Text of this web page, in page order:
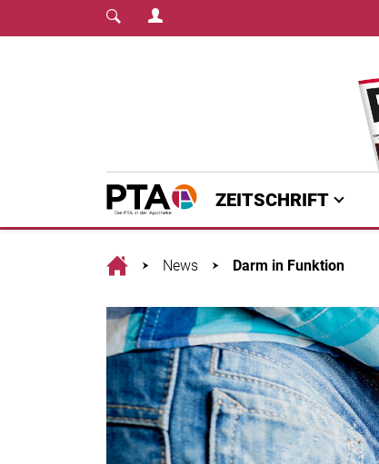
Login Menu
Home
ZEITSCHRIFT
HomeNews Darm in Funktion